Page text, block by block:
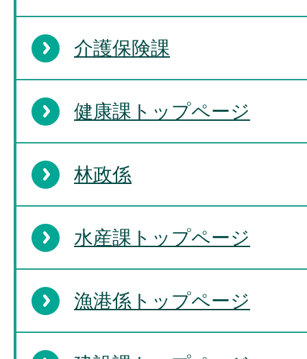
介護保険課
健康課トップページ
林政係
水産課トップページ
漁港係トップページ